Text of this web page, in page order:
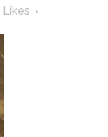
Likes